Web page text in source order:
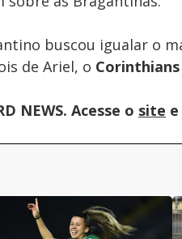
buscou igualar o
de Ariel, o
NEWS. Acesse o site